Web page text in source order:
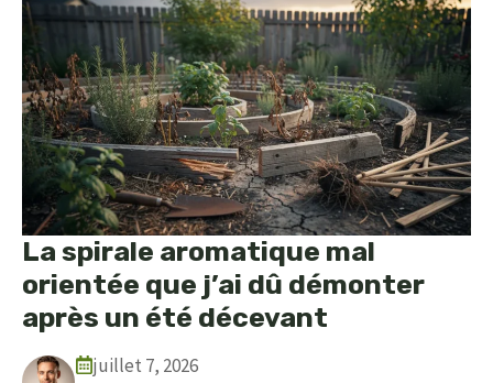
La spirale aromatique mal
orientée que j’ai dû démonter
après un été décevant
juillet 7, 2026